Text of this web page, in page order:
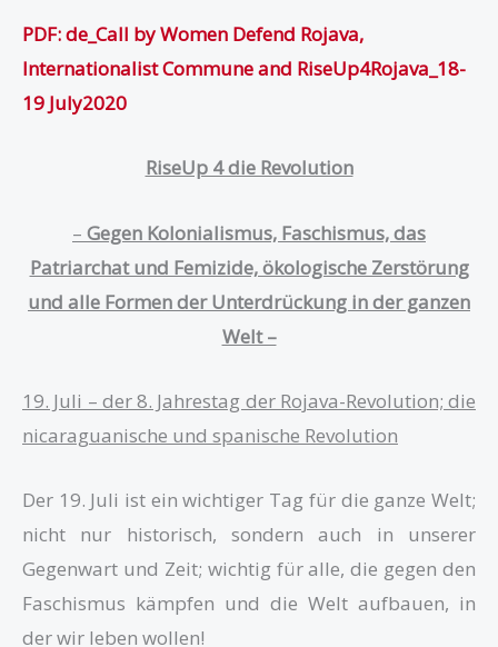
PDF: de_Call by Women Defend Rojava,
Internationalist Commune and RiseUp4Rojava_18-
19 July2020
RiseUp 4 die Revolution
– Gegen Kolonialismus, Faschismus, das
Patriarchat und Femizide, ökologische Zerstörung
und alle Formen der Unterdrückung in der ganzen
Welt –
19. Juli – der 8. Jahrestag der Rojava-Revolution; die
nicaraguanische und spanische Revolution
Der 19. Juli ist ein wichtiger Tag für die ganze Welt;
nicht nur historisch, sondern auch in unserer
Gegenwart und Zeit; wichtig für alle, die gegen den
Faschismus kämpfen und die Welt aufbauen, in
der wir leben wollen!